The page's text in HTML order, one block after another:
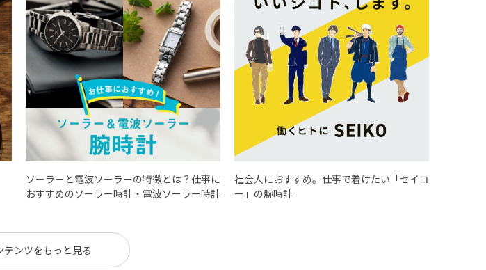
ソーラーと電波ソーラーの特徴とは？仕事に
おすすめのソーラー時計・電波ソーラー時計
社会人におすすめ。仕事で着けたい「セイコ
ー」の腕時計
テンツをもっと見る